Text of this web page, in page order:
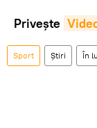
Privește
Sport Știri În